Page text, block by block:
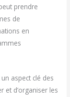
prendre
de
en
aspect clé des
et d’organiser les